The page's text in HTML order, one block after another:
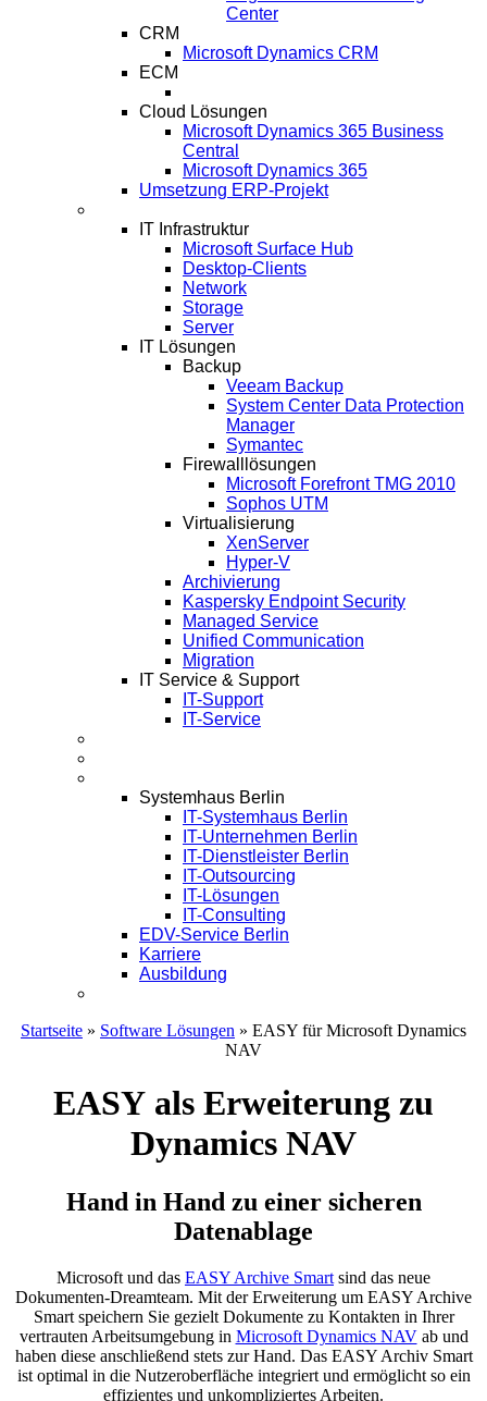
Center
CRM
Microsoft Dynamics CRM
ECM
Cloud Lösungen
Microsoft Dynamics 365 Business
Central
Microsoft Dynamics 365
Umsetzung ERP-Projekt
IT Infrastruktur
Microsoft Surface Hub
Desktop-Clients
Network
Storage
Server
IT Lösungen
Backup
Veeam Backup
System Center Data Protection
Manager
Symantec
Firewalllösungen
Microsoft Forefront TMG 2010
Sophos UTM
Virtualisierung
XenServer
Hyper-V
Archivierung
Kaspersky Endpoint Security
Managed Service
Unified Communication
Migration
IT Service & Support
IT-Support
IT-Service
Systemhaus Berlin
IT-Systemhaus Berlin
IT-Unternehmen Berlin
IT-Dienstleister Berlin
IT-Outsourcing
IT-Lösungen
IT-Consulting
EDV-Service Berlin
Karriere
Ausbildung
Startseite » Software Lösungen » EASY für Microsoft Dynamics
NAV
EASY als Erweiterung zu
Dynamics NAV
Hand in Hand zu einer sicheren
Datenablage
Microsoft und das EASY Archive Smart sind das neue
Dokumenten-Dreamteam. Mit der Erweiterung um EASY Archive
Smart speichern Sie gezielt Dokumente zu Kontakten in Ihrer
vertrauten Arbeitsumgebung in Microsoft Dynamics NAVab und
haben diese anschließend stets zur Hand. Das EASY Archiv Smart
ist optimal in die Nutzeroberfläche integriert und ermöglicht so ein
effizientes und unkompliziertes Arbeiten.